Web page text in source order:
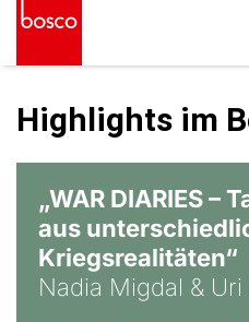
Highlights im
„WAR DIARIES –
aus
Kriegsrealitäten“
Nadia Migdal &